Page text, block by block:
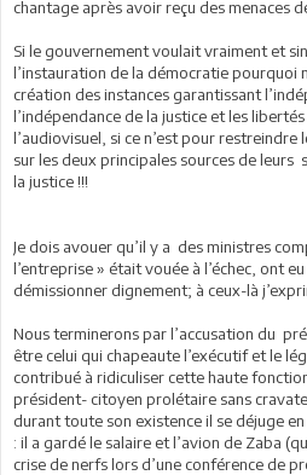
chantage après avoir reçu des menaces
Si le gouvernement voulait vraiment et
l’instauration de la démocratie pourquoi
création des instances garantissant
l’indépendance de la justice et les
l’audiovisuel, si ce n’est pour
sur les deux principales sources de leurs
la justice !!!
Je dois avouer qu’il y a des ministres
l’entreprise » était vouée à l’échec, ont
démissionner dignement; à ceux-là
Nous terminerons par l’accusation du
être celui qui chapeaute l’exécutif et le
contribué à ridiculiser cette haute
président- citoyen prolétaire sans
durant toute son existence il se déjuge
: il a gardé le salaire et l’avion de Zaba
crise de nerfs lors d’une conférence de